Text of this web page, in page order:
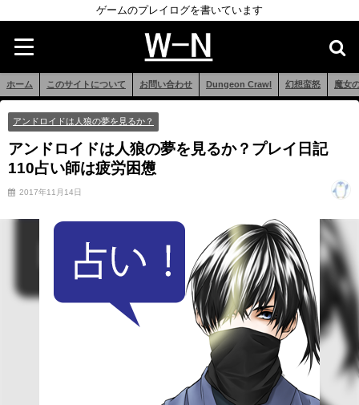
ゲームのプレイログを書いています
ホーム このサイトについて お問い合わせ Dungeon Crawl 幻想蛮怒 魔女
アンドロイドは人狼の夢を見るか？
アンドロイドは人狼の夢を見るか？プレイ日記
110占い師は疲労困憊
2017年11月14日